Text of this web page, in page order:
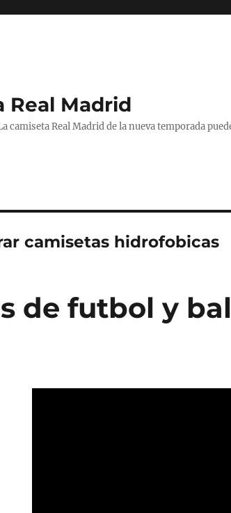
Real Madrid
camiseta Real Madrid de la nueva temporada
camisetas hidrofobicas
de futbol y